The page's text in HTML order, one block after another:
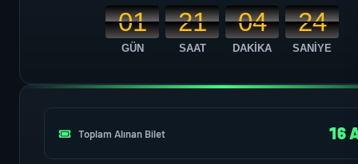
01
GÜN
21
SAAT
04
DAKİKA
24
SANİYE
Toplam Alınan Bilet 16